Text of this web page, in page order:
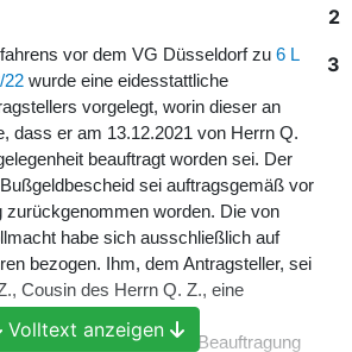
2
3
vor dem VG Düsseldorf zu 6 L
22 wurde eine eidesstattliche
vorgelegt, worin dieser an
dass er am 13.12.2021 von Herrn Q.
beauftragt worden sei. Der
sei auftragsgemäß vor
zurückgenommen worden. Die von
habe sich ausschließlich auf
bezogen. Ihm, dem Antragsteller, sei
Cousin des Herrn Q. Z., eine
vom 14.03.2022 als A.
übersandt worden. Eine Beauftragung
Volltext anzeigen